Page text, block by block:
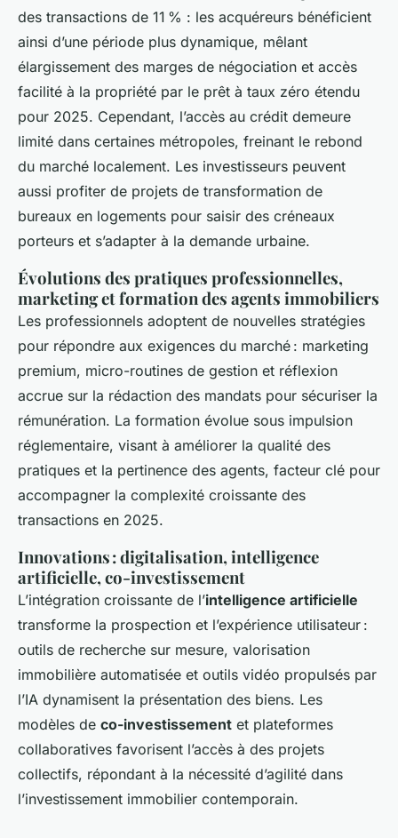
des transactions de 11 % : les acquéreurs bénéficient
ainsi d’une période plus dynamique, mêlant
élargissement des marges de négociation et accès
facilité à la propriété par le prêt à taux zéro étendu
pour 2025. Cependant, l’accès au crédit demeure
limité dans certaines métropoles, freinant le rebond
du marché localement. Les investisseurs peuvent
aussi profiter de projets de transformation de
bureaux en logements pour saisir des créneaux
porteurs et s’adapter à la demande urbaine.
Évolutions des pratiques professionnelles,
marketing et formation des agents immobiliers
Les professionnels adoptent de nouvelles stratégies
pour répondre aux exigences du marché : marketing
premium, micro-routines de gestion et réflexion
accrue sur la rédaction des mandats pour sécuriser la
rémunération. La formation évolue sous impulsion
réglementaire, visant à améliorer la qualité des
pratiques et la pertinence des agents, facteur clé pour
accompagner la complexité croissante des
transactions en 2025.
Innovations : digitalisation, intelligence
artificielle, co-investissement
L’intégration croissante de l’intelligence artificielle
transforme la prospection et l’expérience utilisateur :
outils de recherche sur mesure, valorisation
immobilière automatisée et outils vidéo propulsés par
l’IA dynamisent la présentation des biens. Les
modèles de co-investissement et plateformes
collaboratives favorisent l’accès à des projets
collectifs, répondant à la nécessité d’agilité dans
l’investissement immobilier contemporain.